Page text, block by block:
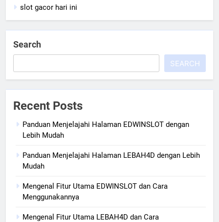
slot gacor hari ini
Search
SEARCH
Recent Posts
Panduan Menjelajahi Halaman EDWINSLOT dengan
Lebih Mudah
Panduan Menjelajahi Halaman LEBAH4D dengan Lebih
Mudah
Mengenal Fitur Utama EDWINSLOT dan Cara
Menggunakannya
Mengenal Fitur Utama LEBAH4D dan Cara